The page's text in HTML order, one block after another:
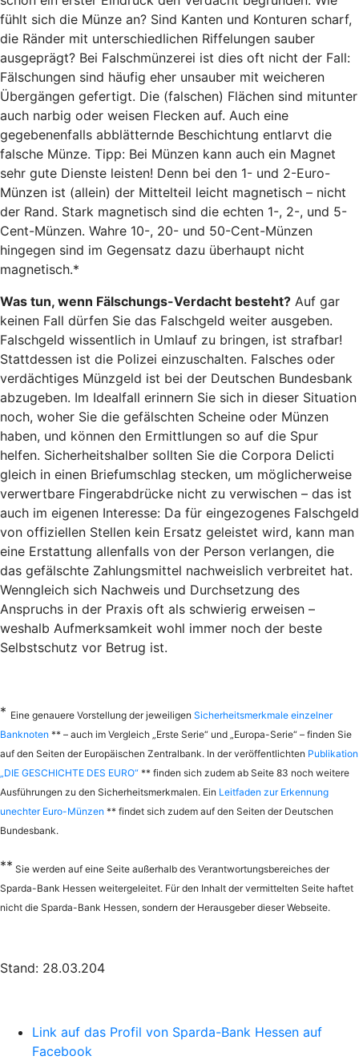
fühlt sich die Münze an? Sind Kanten und Konturen scharf,
die Ränder mit unterschiedlichen Riffelungen sauber
ausgeprägt? Bei Falschmünzerei ist dies oft nicht der Fall:
Fälschungen sind häufig eher unsauber mit weicheren
Übergängen gefertigt. Die (falschen) Flächen sind mitunter
auch narbig oder weisen Flecken auf. Auch eine
gegebenenfalls abblätternde Beschichtung entlarvt die
falsche Münze. Tipp: Bei Münzen kann auch ein Magnet
sehr gute Dienste leisten! Denn bei den 1- und 2-Euro-
Münzen ist (allein) der Mittelteil leicht magnetisch – nicht
der Rand. Stark magnetisch sind die echten 1-, 2-, und 5-
Cent-Münzen. Wahre 10-, 20- und 50-Cent-Münzen
hingegen sind im Gegensatz dazu überhaupt nicht
magnetisch.*
Was tun, wenn Fälschungs-Verdacht besteht? Auf gar
keinen Fall dürfen Sie das Falschgeld weiter ausgeben.
Falschgeld wissentlich in Umlauf zu bringen, ist strafbar!
Stattdessen ist die Polizei einzuschalten. Falsches oder
verdächtiges Münzgeld ist bei der Deutschen Bundesbank
abzugeben. Im Idealfall erinnern Sie sich in dieser Situation
noch, woher Sie die gefälschten Scheine oder Münzen
haben, und können den Ermittlungen so auf die Spur
helfen. Sicherheitshalber sollten Sie die Corpora Delicti
gleich in einen Briefumschlag stecken, um möglicherweise
verwertbare Fingerabdrücke nicht zu verwischen – das ist
auch im eigenen Interesse: Da für eingezogenes Falschgeld
von offiziellen Stellen kein Ersatz geleistet wird, kann man
eine Erstattung allenfalls von der Person verlangen, die
das gefälschte Zahlungsmittel nachweislich verbreitet hat.
Wenngleich sich Nachweis und Durchsetzung des
Anspruchs in der Praxis oft als schwierig erweisen –
weshalb Aufmerksamkeit wohl immer noch der beste
Selbstschutz vor Betrug ist.
* Eine genauere Vorstellung der jeweiligen Sicherheitsmerkmale einzelner
Banknoten ** – auch im Vergleich „Erste Serie“ und „Europa-Serie“ – finden Sie
auf den Seiten der Europäischen Zentralbank. In der veröffentlichten Publikation
„DIE GESCHICHTE DES EURO“ ** finden sich zudem ab Seite 83 noch weitere
Ausführungen zu den Sicherheitsmerkmalen. Ein Leitfaden zur Erkennung
unechter Euro-Münzen ** findet sich zudem auf den Seiten der Deutschen
Bundesbank.
** Sie werden auf eine Seite außerhalb des Verantwortungsbereiches der
Sparda-Bank Hessen weitergeleitet. Für den Inhalt der vermittelten Seite haftet
nicht die Sparda-Bank Hessen, sondern der Herausgeber dieser Webseite.
Stand: 28.03.204
Link auf das Profil von Sparda-Bank Hessen auf
Facebook